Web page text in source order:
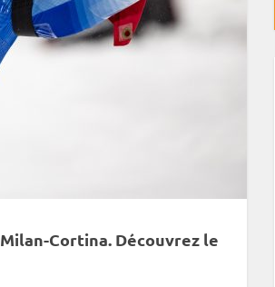
Cortina. Découvrez le